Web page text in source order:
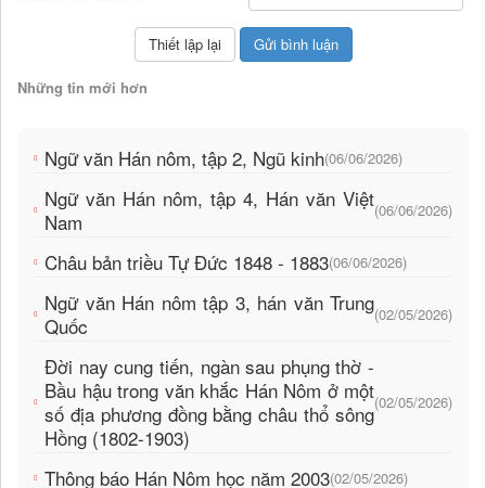
Những tin mới hơn
Ngữ văn Hán nôm, tập 2, Ngũ kinh(06/06/2026)
Ngữ văn Hán nôm, tập 4, Hán văn Việt
Nam
(06/06/2026)
Châu bản triều Tự Đức 1848 - 1883(06/06/2026)
Ngữ văn Hán nôm tập 3, hán văn Trung
Quốc
(02/05/2026)
Đời nay cung tiến, ngàn sau phụng thờ -
Bầu hậu trong văn khắc Hán Nôm ở một
số địa phương đồng bằng châu thổ sông
Hồng (1802-1903)
(02/05/2026)
Thông báo Hán Nôm học năm 2003(02/05/2026)